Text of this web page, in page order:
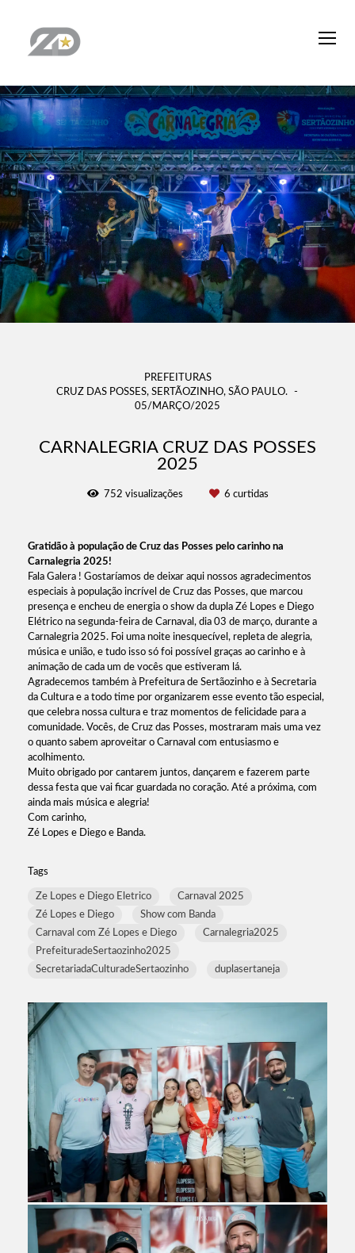
PREFEITURAS
CRUZ DAS POSSES, SERTÃOZINHO, SÃO PAULO.
05/MARÇO/2025
CARNALEGRIA CRUZ DAS POSSES
2025
752 visualizações 6 curtidas
Gratidão à população de Cruz das Posses pelo carinho na
Carnalegria 2025!
Fala Galera ! Gostaríamos de deixar aqui nossos agradecimentos
especiais à população incrível de Cruz das Posses, que marcou
presença e encheu de energia o show da dupla Zé Lopes e Diego
Elétrico na segunda-feira de Carnaval, dia 03 de março, durante a
Carnalegria 2025. Foi uma noite inesquecível, repleta de alegria,
música e união, e tudo isso só foi possível graças ao carinho e à
animação de cada um de vocês que estiveram lá.
Agradecemos também à Prefeitura de Sertãozinho e à Secretaria
da Cultura e a todo time por organizarem esse evento tão especial,
que celebra nossa cultura e traz momentos de felicidade para a
comunidade. Vocês, de Cruz das Posses, mostraram mais uma vez
o quanto sabem aproveitar o Carnaval com entusiasmo e
acolhimento.
Muito obrigado por cantarem juntos, dançarem e fazerem parte
dessa festa que vai ficar guardada no coração. Até a próxima, com
ainda mais música e alegria!
Com carinho,
Zé Lopes e Diego e Banda.
Tags
Ze Lopes e Diego Eletrico
Carnaval 2025
Zé Lopes e Diego
Show com Banda
Carnaval com Zé Lopes e Diego
Carnalegria2025
PrefeituradeSertaozinho2025
SecretariadaCulturadeSertaozinho
duplasertaneja